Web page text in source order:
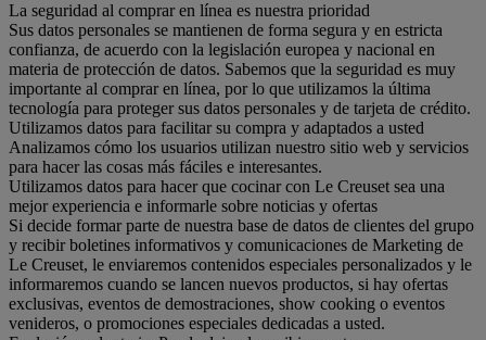
La seguridad al comprar en línea es nuestra prioridad
Sus datos personales se mantienen de forma segura y en estricta
confianza, de acuerdo con la legislación europea y nacional en
materia de protección de datos. Sabemos que la seguridad es muy
importante al comprar en línea, por lo que utilizamos la última
tecnología para proteger sus datos personales y de tarjeta de crédito.
Utilizamos datos para facilitar su compra y adaptados a usted
Analizamos cómo los usuarios utilizan nuestro sitio web y servicios
para hacer las cosas más fáciles e interesantes.
Utilizamos datos para hacer que cocinar con Le Creuset sea una
mejor experiencia e informarle sobre noticias y ofertas
Si decide formar parte de nuestra base de datos de clientes del grupo
y recibir boletines informativos y comunicaciones de Marketing de
Le Creuset, le enviaremos contenidos especiales personalizados y le
informaremos cuando se lancen nuevos productos, si hay ofertas
exclusivas, eventos de demostraciones, show cooking o eventos
venideros, o promociones especiales dedicadas a usted.